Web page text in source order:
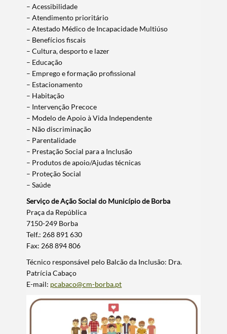
– Acessibilidade
– Atendimento prioritário
– Atestado Médico de Incapacidade Multiúso
– Benefícios fiscais
– Cultura, desporto e lazer
– Educação
– Emprego e formação profissional
– Estacionamento
– Habitação
– Intervenção Precoce
– Modelo de Apoio à Vida Independente
– Não discriminação
– Parentalidade
– Prestação Social para a Inclusão
– Produtos de apoio/Ajudas técnicas
– Proteção Social
– Saúde
Serviço de Ação Social do Município de Borba
Praça da República
7150-249 Borba
Telf.: 268 891 630
Fax: 268 894 806
Técnico responsável pelo Balcão da Inclusão: Dra.
Patrícia Cabaço
E-mail: pcabaco@cm-borba.pt